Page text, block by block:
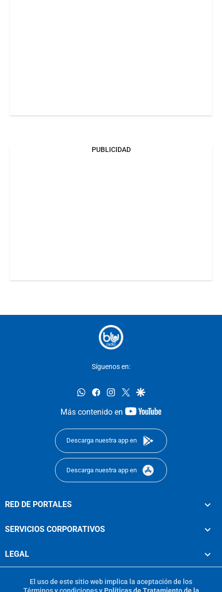
PUBLICIDAD
Síguenos en:
whatsappfacebookinstagram
twittergoogle
Más contenido en
youtube-
Descarga nuestra app en
Descarga nuestra app en
RED DE PORTALES
SERVICIOS CORPORATIVOS
LEGAL
El uso de este sitio web implica la aceptación de los